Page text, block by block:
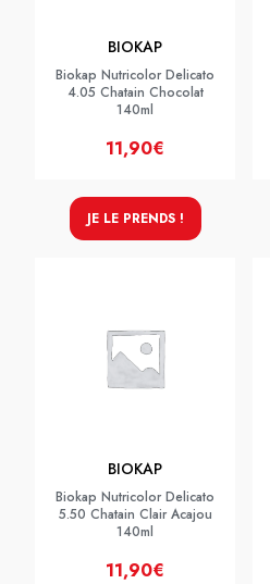
BIOKAP
Biokap Nutricolor Delicato
4.05 Chatain Chocolat
140ml
11,90€
JE LE PRENDS !
BIOKAP
Biokap Nutricolor Delicato
5.50 Chatain Clair Acajou
140ml
11,90€